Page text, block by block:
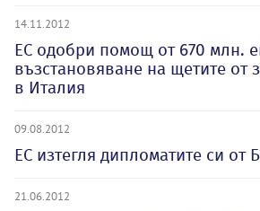
14.11.2012
ЕС одобри помощ от 670 млн.
възстановяване на щетите от
в Италия
09.08.2012
ЕС изтегля дипломатите си от
21.06.2012